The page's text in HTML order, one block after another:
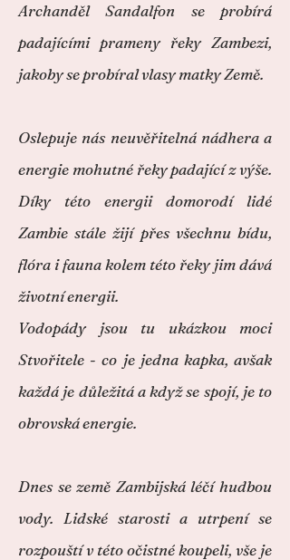
Archanděl Sandalfon se probírá
padajícími prameny řeky Zambezi,
jakoby se probíral vlasy matky Země.
Oslepuje nás neuvěřitelná nádhera a
energie mohutné řeky padající z výše.
Díky této energii domorodí lidé
Zambie stále žijí přes všechnu bídu,
flóra i fauna kolem této řeky jim dává
životní energii.
Vodopády jsou tu ukázkou moci
Stvořitele - co je jedna kapka, avšak
každá je důležitá a když se spojí, je to
obrovská energie.
Dnes se země Zambijská léčí hudbou
vody. Lidské starosti a utrpení se
rozpouští v této očistné koupeli, vše je